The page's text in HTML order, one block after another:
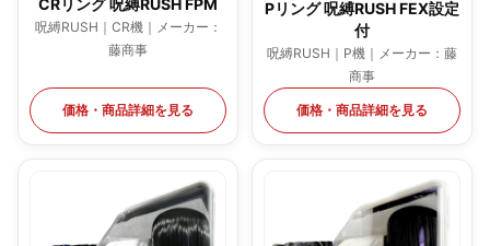
CRリング 呪縛RUSH FPM
呪縛RUSH｜CR機｜メーカー：
藤商事
価格・商品詳細を見る
Pリング 呪縛RUSH FEX設定
付
呪縛RUSH｜P機｜メーカー：藤
商事
価格・商品詳細を見る